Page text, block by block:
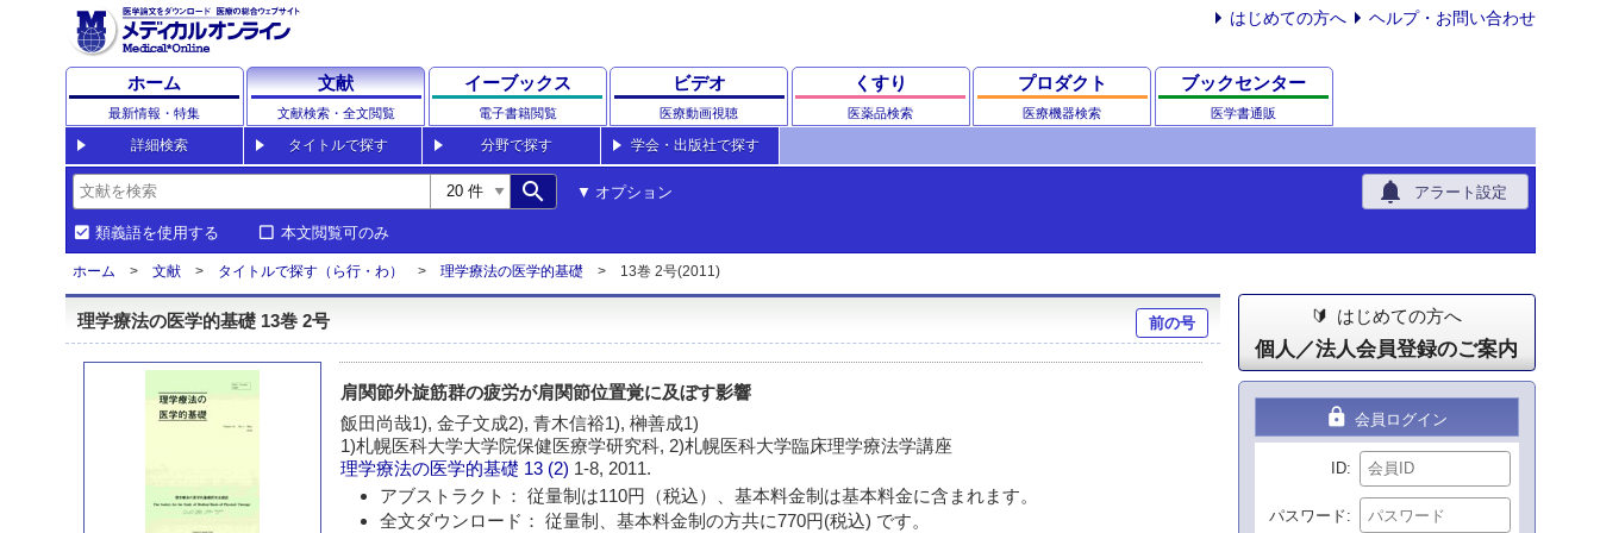
はじめての方へ ヘルプ・お問い合わせ
ホーム
最新情報・特集
文献
文献検索・全文閲覧
イーブックス
電子書籍閲覧
ビデオ
医療動画視聴
くすり
医薬品検索
プロダクト
医療機器検索
ブックセンター
医学書通販
詳細検索 タイトルで探す 分野で探す 学会・出版社で探す
search オプション notifications アラート設定
類義語を使用する 本文閲覧可のみ
ホーム 文献 タイトルで探す（ら行・わ） 理学療法の医学的基礎 13巻 2号(2011)
理学療法の医学的基礎 13巻 2号 前の号
肩関節外旋筋群の疲労が肩関節位置覚に及ぼす影響
飯田尚哉1), 金子文成2), 青木信裕1), 榊善成1)
1)札幌医科大学大学院保健医療学研究科, 2)札幌医科大学臨床理学療法学講座
理学療法の医学的基礎 13 (2) 1-8, 2011.
アブストラクト： 従量制は110円（税込）、基本料金制は基本料金に含まれます。
全文ダウンロード： 従量制、基本料金制の方共に770円(税込) です。
はじめての方へ
個人／法人会員登録のご案内
lock 会員ログイン
ID
パスワード